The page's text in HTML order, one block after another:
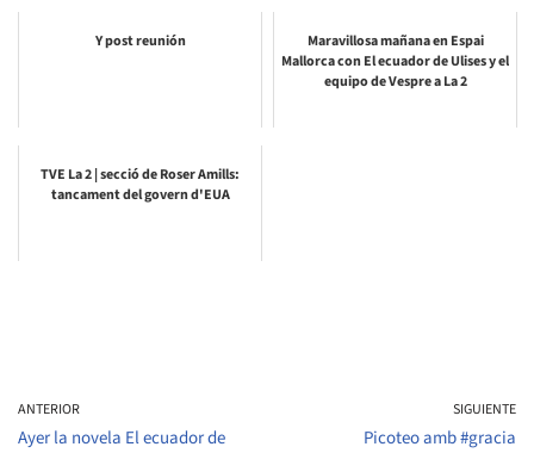
Y post reunión
Maravillosa mañana en Espai
Mallorca con El ecuador de Ulises y el
equipo de Vespre a La 2
TVE La 2 | secció de Roser Amills:
tancament del govern d'EUA
ANTERIOR
Ayer la novela El ecuador de
SIGUIENTE
Picoteo amb #gracia